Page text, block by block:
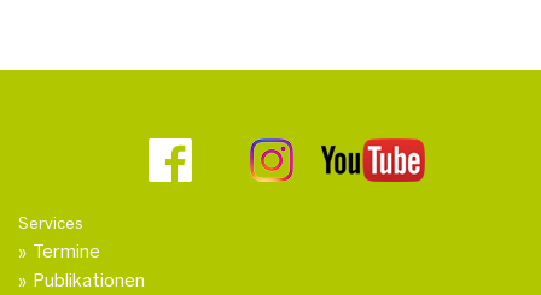
Services
Termine
Publikationen